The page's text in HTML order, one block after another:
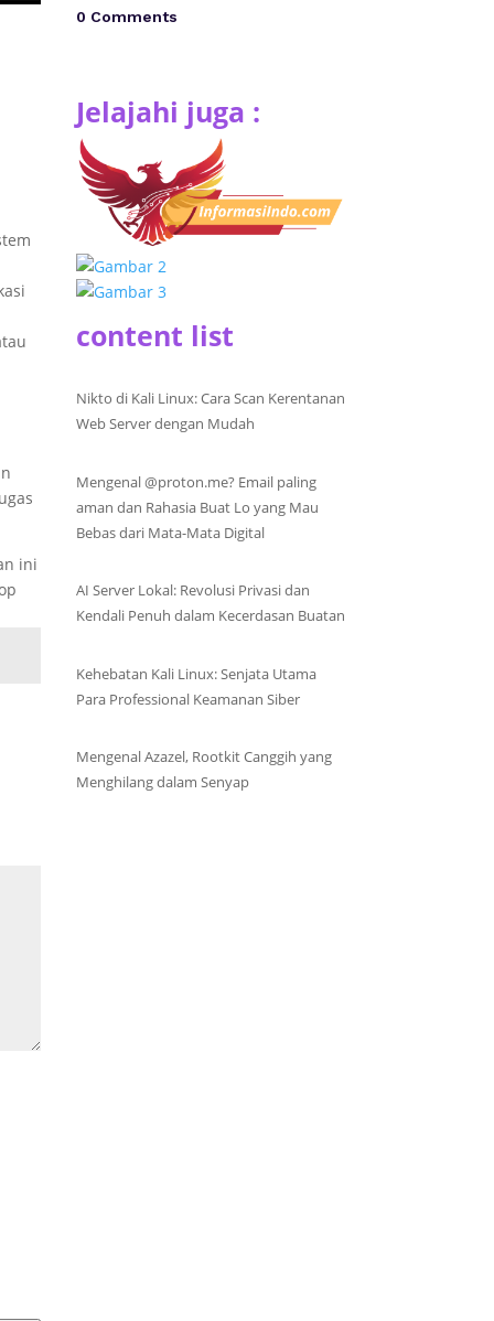
0 Comments
ini
Jelajahi juga :
content list
Nikto di Kali Linux: Cara Scan Kerentanan
Web Server dengan Mudah
Mengenal @proton.me? Email paling
aman dan Rahasia Buat Lo yang Mau
Bebas dari Mata-Mata Digital
AI Server Lokal: Revolusi Privasi dan
Kendali Penuh dalam Kecerdasan Buatan
Kehebatan Kali Linux: Senjata Utama
Para Professional Keamanan Siber
Mengenal Azazel, Rootkit Canggih yang
Menghilang dalam Senyap